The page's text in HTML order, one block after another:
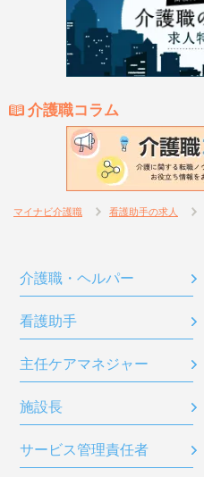
介護職コラム
マイナビ介護職 看護助手の求人
介護職・ヘルパー
看護助手
主任ケアマネジャー
施設長
サービス管理責任者